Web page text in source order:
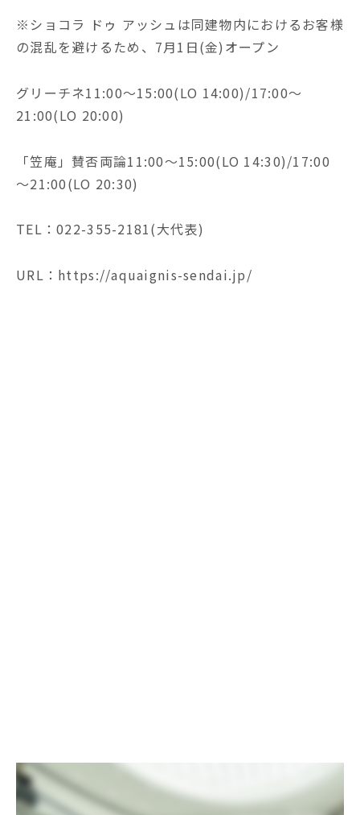
※ショコラ ドゥ アッシュは同建物内におけるお客様
の混乱を避けるため、7月1日(金)オープン
グリーチネ11:00～15:00(LO 14:00)/17:00～
21:00(LO 20:00)
「笠庵」賛否両論11:00～15:00(LO 14:30)/17:00
～21:00(LO 20:30)
TEL：022-355-2181(大代表)
URL：https://aquaignis-sendai.jp/